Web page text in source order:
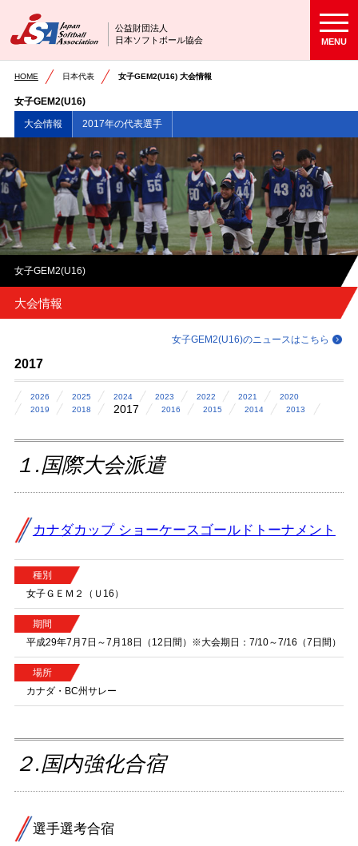
公益財団法人
日本ソフトボール協会
MENU
HOME 日本代表 女子GEM2(U16) 大会情報
女子GEM2(U16)
大会情報
2017年の代表選手
女子GEM2(U16)
大会情報
女子GEM2(U16)のニュースはこちら
2017
2026 2025 2024 2023 2022 2021
2020
2019
2018 2017 2016 2015 2014 2013
１.国際大会派遣
カナダカップ ショーケースゴールドトーナメント
種別
女子ＧＥＭ２（Ｕ16）
期間
平成29年7月7日～7月18日（12日間）※大会期日：7/10～7/16（7日間）
場所
カナダ・BC州サレー
２.国内強化合宿
選手選考合宿